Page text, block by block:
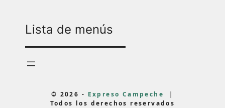
Lista de menús
© 2026 - Expreso Campeche
|
Todos los derechos reservados